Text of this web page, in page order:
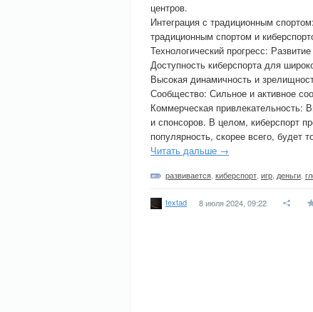
центров.
Интеграция с традиционным
традиционным спортом и
Технологический прогресс:
Доступность киберспорта для
Высокая динамичность и
Сообщество: Сильное и активное
Коммерческая привлекательность:
и спонсоров. В целом, киберспорт
популярность, скорее всего, будет
Читать дальше →
развивается киберспорт игр деньги
textad 8 июля 2024, 09:22